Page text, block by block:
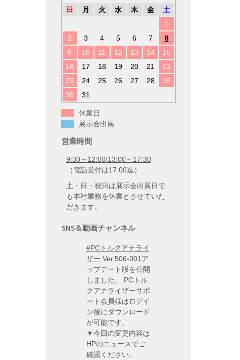
日
月 火 水 木 金
土
1
2
3 4 5 6 7
8
9
10 11 12 13 14
15
16
17 18 19 20 21
22
23
24 25 26 27 28
29
30
31
休業日
展示会出展
営業時間
9:30～12:00/13:00～17:30
（電話受付は17:00迄）
土・日・祝日は展示会出展日で
も本社業務を休業とさせていた
だきます。
SNS＆動画チャンネル
#PCトルクアナライ
ザー Ver.506-001ア
ップデート版を公開
しました。 PCトル
クアナライザーサポ
ート会員様はログイ
ン後にダウンロード
が可能です。
▼今回の変更内容は
HPのニュースでご
確認ください。